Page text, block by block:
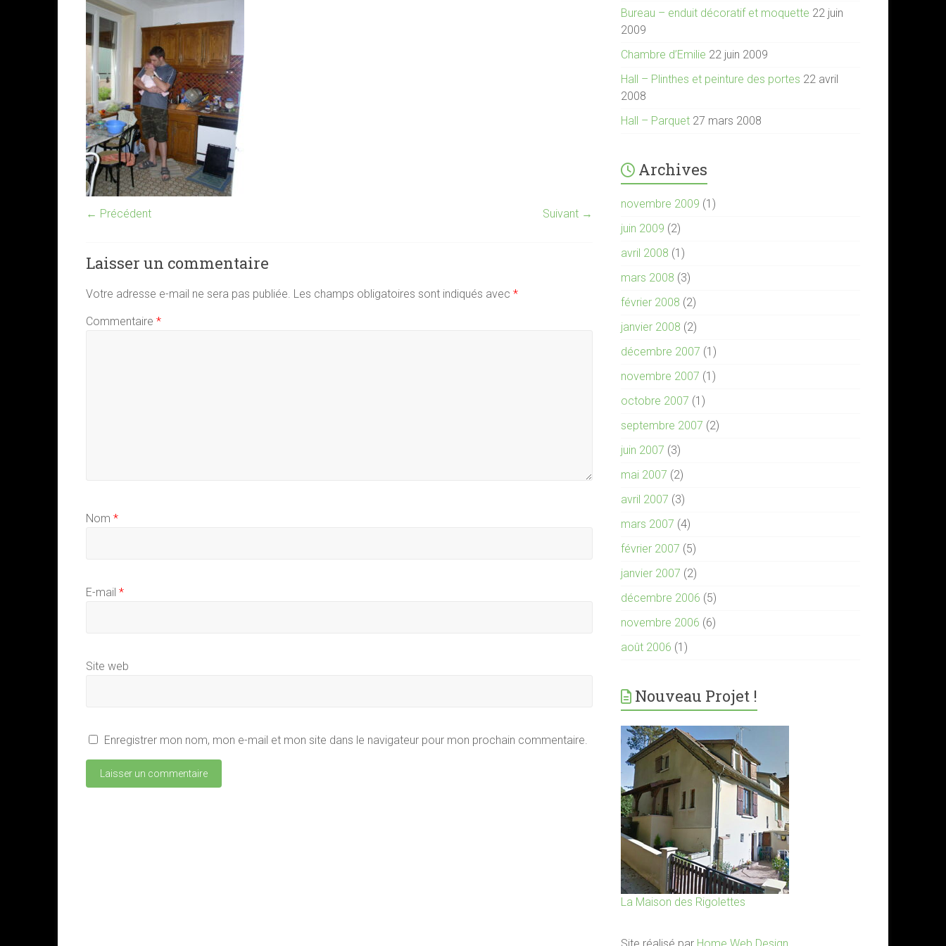
← Précédent Suivant →
Laisser un commentaire
Votre adresse e-mail ne sera pas publiée. Les champs obligatoires sont indiqués avec *
Commentaire *
Nom *
E-mail *
Site web
Enregistrer mon nom, mon e-mail et mon site dans le navigateur pour mon prochain commentaire.
Bureau – enduit décoratif et moquette 22 juin
2009
Chambre d’Emilie 22 juin 2009
Hall – Plinthes et peinture des portes 22 avril
2008
Hall – Parquet 27 mars 2008
Archives
novembre 2009 (1)
juin 2009 (2)
avril 2008 (1)
mars 2008 (3)
février 2008 (2)
janvier 2008 (2)
décembre 2007 (1)
novembre 2007 (1)
octobre 2007 (1)
septembre 2007 (2)
juin 2007 (3)
mai 2007 (2)
avril 2007 (3)
mars 2007 (4)
février 2007 (5)
janvier 2007 (2)
décembre 2006 (5)
novembre 2006 (6)
août 2006 (1)
Nouveau Projet !
La Maison des Rigolettes